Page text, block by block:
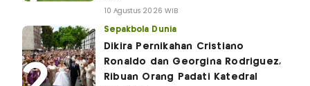
10 Agustus 2026 WIB
Sepakbola Dunia
Dikira Pernikahan Cristiano
Ronaldo dan Georgina Rodriguez,
Ribuan Orang Padati Katedral